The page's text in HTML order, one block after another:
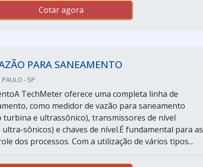
Cotar agora
PARA SANEAMENTO
- SP
TechMeter oferece uma completa linha de
como medidor de vazão para saneamento
e ultrassônico), transmissores de nível
sônicos) e chaves de nível.É fundamental para as
dos processos. Com a utilização de vários tipos...